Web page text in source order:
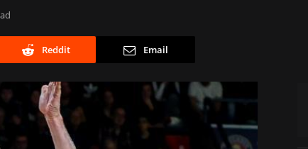
Reddit Email